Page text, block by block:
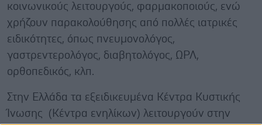
κοινωνικούς λειτουργούς, φαρμακοποιούς, ενώ
χρήζουν παρακολούθησης από πολλές ιατρικές
ειδικότητες, όπως πνευμονολόγος,
γαστρεντερολόγος, διαβητολόγος, ΩΡΛ,
ορθοπεδικός, κλπ.
Στην Ελλάδα τα εξειδικευμένα Κέντρα Κυστικής
Ίνωσης (Κέντρα ενηλίκων) λειτουργούν στην